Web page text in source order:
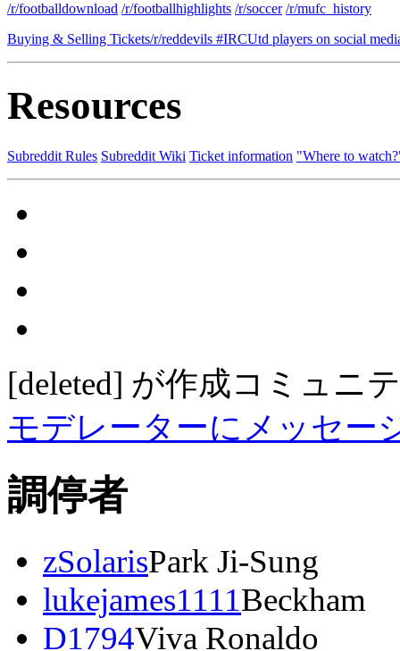
/r/footballdownload /r/footballhighlights /r/soccer /r/mufc_history
Buying & Selling Tickets/r/reddevils #IRCUtd players on social
Resources
Subreddit Rules Subreddit Wiki Ticket information "Where to
[deleted] が作成コミュニ
モデレーターにメッセー
調停者
zSolarisPark Ji-Sung
lukejames1111Beckham
D1794Viva Ronaldo